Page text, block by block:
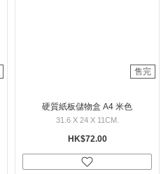
售完
硬質紙板儲物盒 A4 米色
31.6 X 24 X 11CM.
HK$72.00